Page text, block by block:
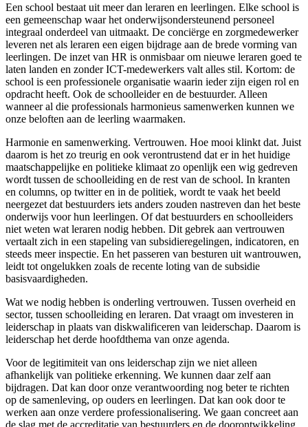
Een school bestaat uit meer dan leraren en leerlingen. Elke school is
een gemeenschap waar het onderwijsondersteunend personeel
integraal onderdeel van uitmaakt. De conciërge en zorgmedewerker
leveren net als leraren een eigen bijdrage aan de brede vorming van
leerlingen. De inzet van HR is onmisbaar om nieuwe leraren goed te
laten landen en zonder ICT-medewerkers valt alles stil. Kortom: de
school is een professionele organisatie waarin ieder zijn eigen rol en
opdracht heeft. Ook de schoolleider en de bestuurder. Alleen
wanneer al die professionals harmonieus samenwerken kunnen we
onze beloften aan de leerling waarmaken.
Harmonie en samenwerking. Vertrouwen. Hoe mooi klinkt dat. Juist
daarom is het zo treurig en ook verontrustend dat er in het huidige
maatschappelijke en politieke klimaat zo openlijk een wig gedreven
wordt tussen de schoolleiding en de rest van de school. In kranten
en columns, op twitter en in de politiek, wordt te vaak het beeld
neergezet dat bestuurders iets anders zouden nastreven dan het beste
onderwijs voor hun leerlingen. Of dat bestuurders en schoolleiders
niet weten wat leraren nodig hebben. Dit gebrek aan vertrouwen
vertaalt zich in een stapeling van subsidieregelingen, indicatoren, en
steeds meer inspectie. En het passeren van besturen uit wantrouwen,
leidt tot ongelukken zoals de recente loting van de subsidie
basisvaardigheden.
Wat we nodig hebben is onderling vertrouwen. Tussen overheid en
sector, tussen schoolleiding en leraren. Dat vraagt om investeren in
leiderschap in plaats van diskwalificeren van leiderschap. Daarom is
leiderschap het derde hoofdthema van onze agenda.
Voor de legitimiteit van ons leiderschap zijn we niet alleen
afhankelijk van politieke erkenning. We kunnen daar zelf aan
bijdragen. Dat kan door onze verantwoording nog beter te richten
op de samenleving, op ouders en leerlingen. Dat kan ook door te
werken aan onze verdere professionalisering. We gaan concreet aan
de slag met de accreditatie van bestuurders en de doorontwikkeling